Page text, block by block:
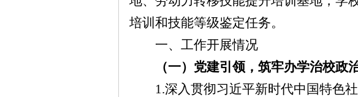
培训和技能等级鉴定任务。
一、工作开展情况
（一） 党建引领 ，筑牢办学治校政
1.深入贯彻习近平新时代中国特色